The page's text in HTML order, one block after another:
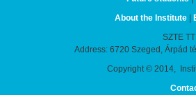
About the Institute
SZTE
Address: 6720 Szeged, Árpád
Copyright © 2014,